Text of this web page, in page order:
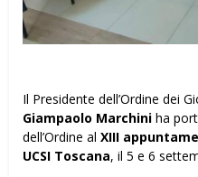
Il Presidente dell’Ordine dei
Giampaolo Marchini ha
dell’Ordine al XIII
UCSI Toscana, il 5 e 6